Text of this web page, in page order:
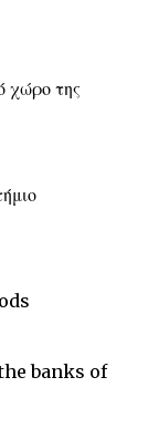
χώρο της
banks of